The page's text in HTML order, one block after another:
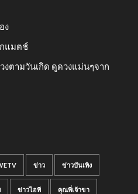
ง
แมตช์
ตามวันเกิด ดูดวงแม่นๆจาก
ข่าว ข่าวบันเทิง
ข่าวไอที คุณพี่เจ้าขา